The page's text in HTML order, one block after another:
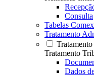
Consulta
Tabelas Comex
Tratamento
Tratamento
Dados